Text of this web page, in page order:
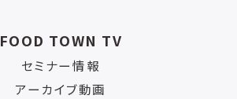
FOOD TOWN TV
セミナー情報
アーカイブ動画